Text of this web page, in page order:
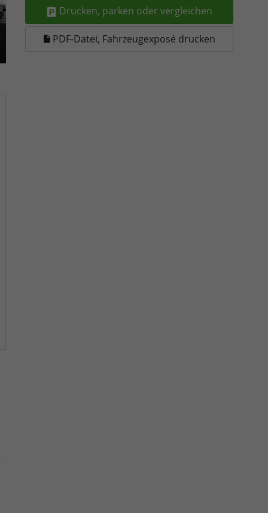
Drucken, parken oder vergleichen
PDF-Datei, Fahrzeugexposé drucken